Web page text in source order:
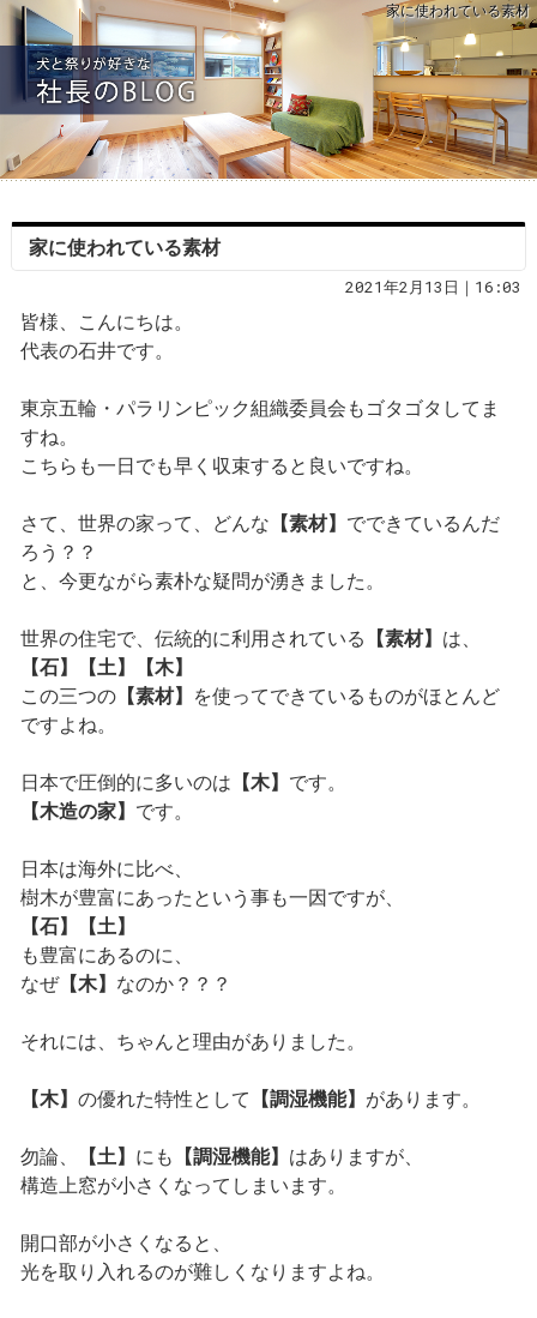
家に使われている素材
家に使われている素材
2021年2月13日｜16:03
皆様、こんにちは。
代表の石井です。
東京五輪・パラリンピック組織委員会もゴタゴタしてま
すね。
こちらも一日でも早く収束すると良いですね。
さて、世界の家って、どんな 【素材】 でできているんだ
ろう？？
と、今更ながら素朴な疑問が湧きました。
世界の住宅で、伝統的に利用されている 【素材】 は、
【石】【土】【木】
この三つの【素材】
を使ってできているものがほとんど
ですよね。
日本で圧倒的に多いのは 【木】 です。
【木造の家】 です。
日本は海外に比べ、
樹木が豊富にあったという事も一因ですが、
【石】【土】
も豊富にあるのに、
なぜ【木】 なのか？？？
それには、ちゃんと理由がありました。
【木】 の優れた特性として 【調湿機能】 があります。
勿論、 【土】 にも 【調湿機能】 はありますが、
構造上窓が小さくなってしまいます。
開口部が小さくなると、
光を取り入れるのが難しくなりますよね。